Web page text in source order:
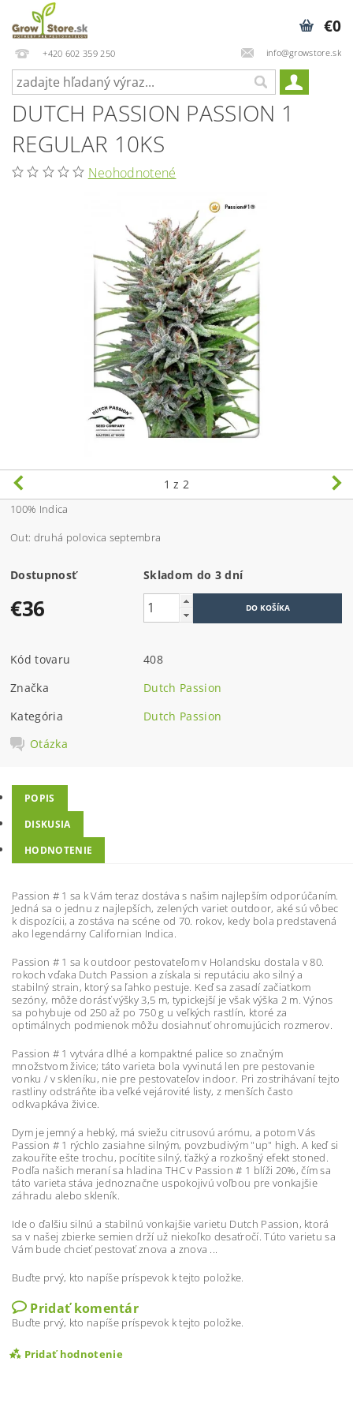
+420 602 359 250 info@growstore.sk
€0
DUTCH PASSION PASSION 1
REGULAR 10KS
Neohodnotené
1 z 2
100% Indica
Out: druhá polovica septembra
Dostupnosť Skladom do 3 dní
€36
Kód tovaru
408
Značka
Dutch Passion
Kategória
Dutch Passion
Otázka
POPIS
DISKUSIA
HODNOTENIE
Passion # 1 sa k Vám teraz dostáva s našim najlepším odporúčaním.
Jedná sa o jednu z najlepších, zelených variet outdoor, aké sú vôbec
k dispozícii, a zostáva na scéne od 70. rokov, kedy bola predstavená
ako legendárny Californian Indica.
Passion # 1 sa k outdoor pestovateľom v Holandsku dostala v 80.
rokoch vďaka Dutch Passion a získala si reputáciu ako silný a
stabilný strain, ktorý sa ľahko pestuje. Keď sa zasadí začiatkom
sezóny, môže dorásť výšky 3,5 m, typickejší je však výška 2 m. Výnos
sa pohybuje od 250 až po 750 g u veľkých rastlín, ktoré za
optimálnych podmienok môžu dosiahnuť ohromujúcich rozmerov.
Passion # 1 vytvára dlhé a kompaktné palice so značným
množstvom živice; táto varieta bola vyvinutá len pre pestovanie
vonku / v skleníku, nie pre pestovateľov indoor. Pri zostrihávaní tejto
rastliny odstráňte iba veľké vejárovité listy, z menších často
odkvapkáva živice.
Dym je jemný a hebký, má sviežu citrusovú arómu, a potom Vás
Passion # 1 rýchlo zasiahne silným, povzbudivým "up" high. A keď si
zakouříte ešte trochu, pocítite silný, ťažký a rozkošný efekt stoned.
Podľa našich meraní sa hladina THC v Passion # 1 blíži 20%, čím sa
táto varieta stáva jednoznačne uspokojivú voľbou pre vonkajšie
záhradu alebo skleník.
Ide o ďalšiu silnú a stabilnú vonkajšie varietu Dutch Passion, ktorá
sa v našej zbierke semien drží už niekoľko desaťročí. Túto varietu sa
Vám bude chcieť pestovať znova a znova ...
Buďte prvý, kto napíše príspevok k tejto položke.
Pridať komentár
Buďte prvý, kto napíše príspevok k tejto položke.
Pridať hodnotenie